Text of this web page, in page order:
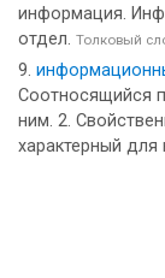
информация.
отдел. Толковый
Соотносящийся
ним. 2.
характерный для